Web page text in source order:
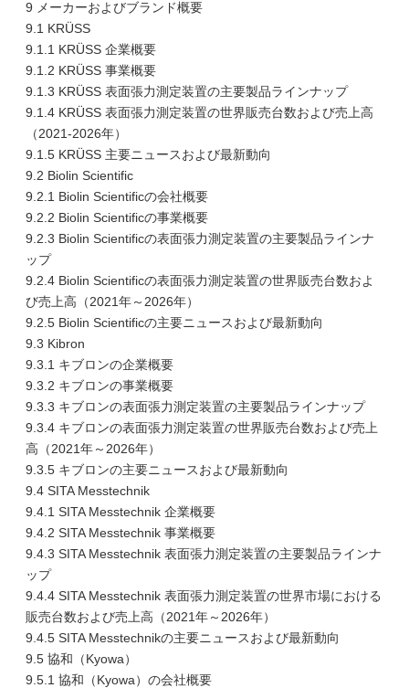
9 メーカーおよびブランド概要
9.1 KRÜSS
9.1.1 KRÜSS 企業概要
9.1.2 KRÜSS 事業概要
9.1.3 KRÜSS 表面張力測定装置の主要製品ラインナップ
9.1.4 KRÜSS 表面張力測定装置の世界販売台数および売上高
（2021-2026年）
9.1.5 KRÜSS 主要ニュースおよび最新動向
9.2 Biolin Scientific
9.2.1 Biolin Scientificの会社概要
9.2.2 Biolin Scientificの事業概要
9.2.3 Biolin Scientificの表面張力測定装置の主要製品ラインナ
ップ
9.2.4 Biolin Scientificの表面張力測定装置の世界販売台数およ
び売上高（2021年～2026年）
9.2.5 Biolin Scientificの主要ニュースおよび最新動向
9.3 Kibron
9.3.1 キブロンの企業概要
9.3.2 キブロンの事業概要
9.3.3 キブロンの表面張力測定装置の主要製品ラインナップ
9.3.4 キブロンの表面張力測定装置の世界販売台数および売上
高（2021年～2026年）
9.3.5 キブロンの主要ニュースおよび最新動向
9.4 SITA Messtechnik
9.4.1 SITA Messtechnik 企業概要
9.4.2 SITA Messtechnik 事業概要
9.4.3 SITA Messtechnik 表面張力測定装置の主要製品ラインナ
ップ
9.4.4 SITA Messtechnik 表面張力測定装置の世界市場における
販売台数および売上高（2021年～2026年）
9.4.5 SITA Messtechnikの主要ニュースおよび最新動向
9.5 協和（Kyowa）
9.5.1 協和（Kyowa）の会社概要